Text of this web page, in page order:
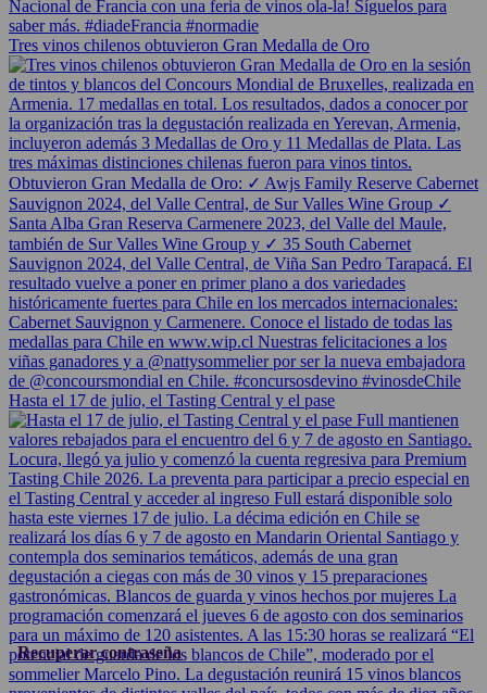
Tres vinos chilenos obtuvieron Gran Medalla de Oro
Hasta el 17 de julio, el Tasting Central y el pase
Recuperar contraseña